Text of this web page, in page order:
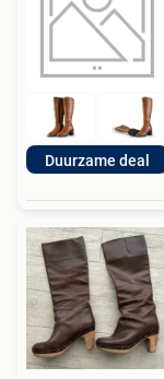
Duurzame deal